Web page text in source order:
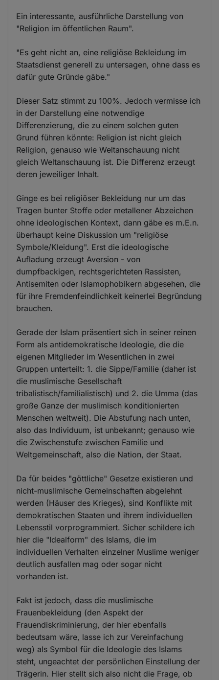
Ein interessante, ausführliche Darstellung von
"Religion im öffentlichen Raum".
"Es geht nicht an, eine religiöse Bekleidung im
Staatsdienst generell zu untersagen, ohne dass es
dafür gute Gründe gäbe."
Dieser Satz stimmt zu 100%. Jedoch vermisse ich
in der Darstellung eine notwendige
Differenzierung, die zu einem solchen guten
Grund führen könnte: Religion ist nicht gleich
Religion, genauso wie Weltanschauung nicht
gleich Weltanschauung ist. Die Differenz erzeugt
deren jeweiliger Inhalt.
Ginge es bei religiöser Bekleidung nur um das
Tragen bunter Stoffe oder metallener Abzeichen
ohne ideologischen Kontext, dann gäbe es m.E.n.
überhaupt keine Diskussion um "religiöse
Symbole/Kleidung". Erst die ideologische
Aufladung erzeugt Aversion - von
dumpfbackigen, rechtsgerichteten Rassisten,
Antisemiten oder Islamophobikern abgesehen, die
für ihre Fremdenfeindlichkeit keinerlei Begründung
brauchen.
Gerade der Islam präsentiert sich in seiner reinen
Form als antidemokratische Ideologie, die die
eigenen Mitglieder im Wesentlichen in zwei
Gruppen unterteilt: 1. die Sippe/Familie (daher ist
die muslimische Gesellschaft
tribalistisch/familialistisch) und 2. die Umma (das
große Ganze der muslimisch konditionierten
Menschen weltweit). Die Abstufung nach unten,
also das Individuum, ist unbekannt; genauso wie
die Zwischenstufe zwischen Familie und
Weltgemeinschaft, also die Nation, der Staat.
Da für beides "göttliche" Gesetze existieren und
nicht-muslimische Gemeinschaften abgelehnt
werden (Häuser des Krieges), sind Konflikte mit
demokratischen Staaten und ihrem individuellen
Lebensstil vorprogrammiert. Sicher schildere ich
hier die "Idealform" des Islams, die im
individuellen Verhalten einzelner Muslime weniger
deutlich ausfallen mag oder sogar nicht
vorhanden ist.
Fakt ist jedoch, dass die muslimische
Frauenbekleidung (den Aspekt der
Frauendiskriminierung, der hier ebenfalls
bedeutsam wäre, lasse ich zur Vereinfachung
weg) als Symbol für die Ideologie des Islams
steht, ungeachtet der persönlichen Einstellung der
Trägerin. Hier stellt sich also nicht die Frage, ob